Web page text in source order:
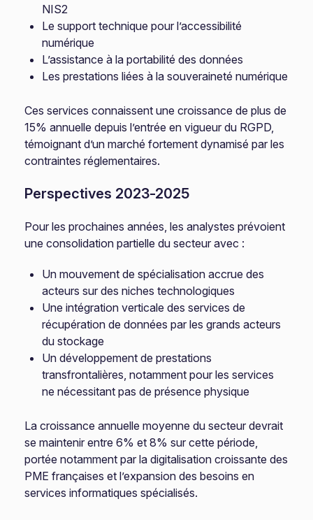
NIS2
Le support technique pour l’accessibilité
numérique
L’assistance à la portabilité des données
Les prestations liées à la souveraineté numérique
Ces services connaissent une croissance de plus de
15% annuelle depuis l’entrée en vigueur du RGPD,
témoignant d’un marché fortement dynamisé par les
contraintes réglementaires.
Perspectives 2023-2025
Pour les prochaines années, les analystes prévoient
une consolidation partielle du secteur avec :
Un mouvement de spécialisation accrue des
acteurs sur des niches technologiques
Une intégration verticale des services de
récupération de données par les grands acteurs
du stockage
Un développement de prestations
transfrontalières, notamment pour les services
ne nécessitant pas de présence physique
La croissance annuelle moyenne du secteur devrait
se maintenir entre 6% et 8% sur cette période,
portée notamment par la digitalisation croissante des
PME françaises et l’expansion des besoins en
services informatiques spécialisés.